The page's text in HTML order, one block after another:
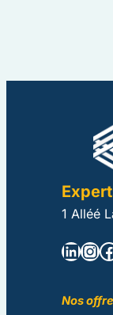
1 Alléé
LinkedIn InstagramFacebook
Nos